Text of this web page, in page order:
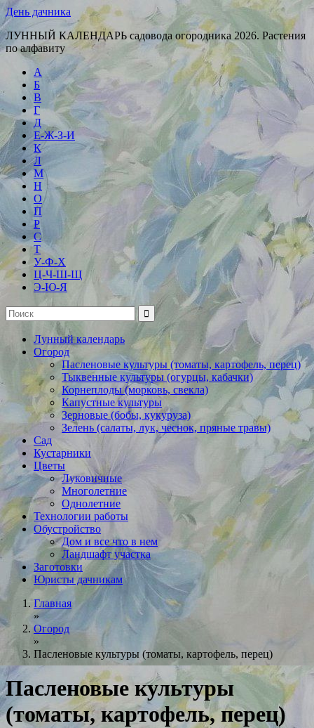
День дачника
ЛУННЫЙ КАЛЕНДАРЬ садовода огородника 2026. Растения
по алфавиту
А
Б
В
Г
Д
Е-Ж-З-И
К
Л
М
Н
О
П
Р
С
Т
У-Ф-Х
Ц-Ч-Ш-Щ
Э-Ю-Я
Лунный календарь
Огород
Пасленовые культуры (томаты, картофель, перец)
Тыквенные культуры (огурцы, кабачки)
Корнеплоды (морковь, свекла)
Капустные культуры
Зерновые (бобы, кукуруза)
Зелень (салаты, лук, чеснок, пряные травы)
Сад
Кустарники
Цветы
Луковичные
Многолетние
Однолетние
Технологии работы
Обустройство
Дом и все что в нем
Ландшафт участка
Заготовки
Юристы дачникам
Главная
»
Огород
»
Пасленовые культуры (томаты, картофель, перец)
Пасленовые культуры
(томаты, картофель, перец)